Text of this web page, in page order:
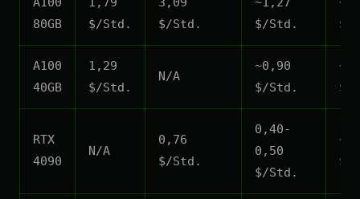
80GB
$/Std.
$/Std.
$/Std.
$/
A100
40GB
1,29
$/Std.
N/A
~0,90
$/Std.
$/
RTX
4090
N/A
0,76
$/Std.
0,40-
0,50
$/Std.
$/